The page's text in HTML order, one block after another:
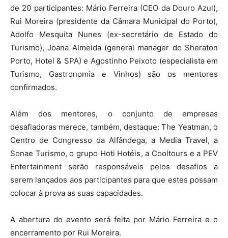
de 20 participantes: Mário Ferreira (CEO da Douro Azul),
Rui Moreira (presidente da Câmara Municipal do Porto),
Adolfo Mesquita Nunes (ex-secretário de Estado do
Turismo), Joana Almeida (general manager do Sheraton
Porto, Hotel & SPA) e Agostinho Peixoto (especialista em
Turismo, Gastronomia e Vinhos) são os mentores
confirmados.
Além dos mentores, o conjunto de empresas
desafiadoras merece, também, destaque: The Yeatman, o
Centro de Congresso da Alfândega, a Media Travel, a
Sonae Turismo, o grupo Hoti Hotéis, a Cooltours e a PEV
Entertainment serão responsáveis pelos desafios a
serem lançados aos participantes para que estes possam
colocar à prova as suas capacidades.
A abertura do evento será feita por Mário Ferreira e o
encerramento por Rui Moreira.